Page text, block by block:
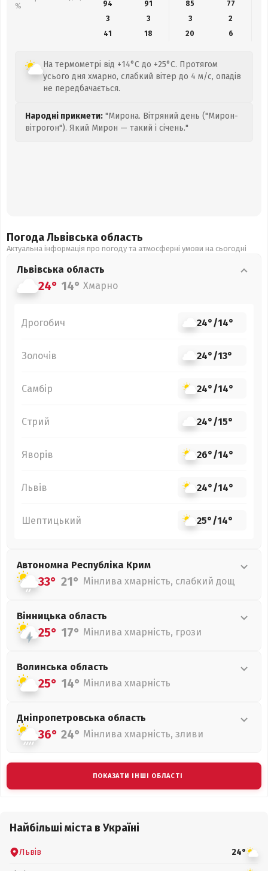
%
94
91 85 77
3
3 3
2
41
18 20 6
На термометрі від +14°C до +25°C. Протягом
усього дня хмарно, слабкий вітер до 4 м/с, опадів
не передбачається.
Народні прикмети: "Мирона. Вітряний день ("Мирон-
вітрогон"). Який Мирон — такий і січень."
Погода Львівська область
Актуальна інформація про погоду та атмосферні умови на сьогодні
Львівська область
24° 14° Хмарно
Дрогобич 24°/14°
Золочів 24°/13°
Самбір 24°/14°
Стрий 24°/15°
Яворів 26°/14°
Львів 24°/14°
Шептицький 25°/14°
Автономна Республіка Крим
33° 21° Мінлива хмарність, слабкий дощ
Вінницька область
25° 17° Мінлива хмарність, грози
Волинська область
25° 14° Мінлива хмарність
Дніпропетровська область
36° 24° Мінлива хмарність, зливи
ПОКАЗАТИ ІНШІ ОБЛАСТІ
Найбільші міста в Україні
Львів 24°